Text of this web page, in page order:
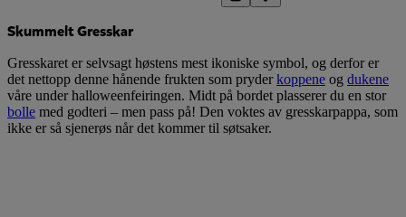
Skummelt Gresskar
Gresskaret er selvsagt høstens mest ikoniske symbol, og derfor er
det nettopp denne hånende frukten som pryderkoppene og dukene
våre under halloweenfeiringen. Midt på bordet plasserer du en stor
bolle med godteri – men pass på! Den voktes av gresskarpappa, som
ikke er så sjenerøs når det kommer til søtsaker.